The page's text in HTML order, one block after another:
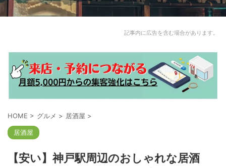
記事内に広告を含む場合があります。
HOME > グルメ > 居酒屋 >
居酒屋
【安い】神戸駅周辺のおしゃれな居酒